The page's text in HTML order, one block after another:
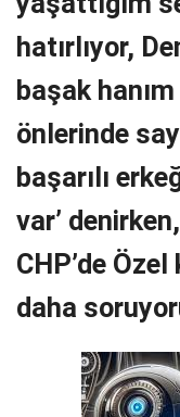
hatırlıyor,
başak
önlerinde
başarılı
var’
CHP’de Özel
daha